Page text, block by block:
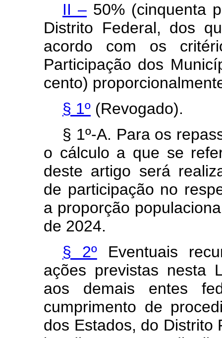
II – 50% (cinquenta
Distrito Federal, dos
acordo com os
Participação dos
cento)
§ 1º (Revogado).
§ 1º-A. Para os
o cálculo a que se
deste artigo será
de participação no
a proporção
de 2024.
§ 2ºEventuais
ações previstas nesta
aos demais entes
cumprimento de
dos Estados, do Distrito